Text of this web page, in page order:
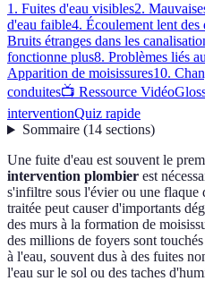
1. Fuites d'eau visibles2.
d'eau faible4. Écoulement lent des
Bruits étranges dans les
fonctionne plus8. Problèmes liés
Apparition de moisissures10.
conduites📺 Ressource Vidéo
interventionQuiz rapide
Sommaire(14 sections)
Une fuite d'eau est souvent le
intervention plombier est
s'infiltre sous l'évier ou une flaque
traitée peut causer d'importants
des murs à la formation de
des millions de foyers sont
à l'eau, souvent dus à des fuites
l'eau sur le sol ou des taches